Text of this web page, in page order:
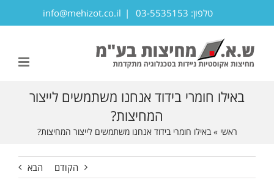
טלפון: 03-5535153 |
info@mehizot.co.il
באילו חומרי בידוד אנחנו משתמשים לייצור
המחיצות?
ראשי »באילו חומרי בידוד אנחנו משתמשים לייצור המחיצות?
הקודם הבא
פתח סרגל נגישות